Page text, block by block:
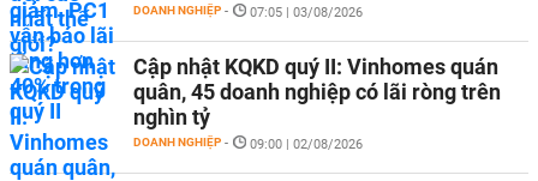
DOANH NGHIỆP - 07:05 | 03/08/2026
Cập nhật KQKD quý II: Vinhomes quán
quân, 45 doanh nghiệp có lãi ròng trên
nghìn tỷ
DOANH NGHIỆP - 09:00 | 02/08/2026